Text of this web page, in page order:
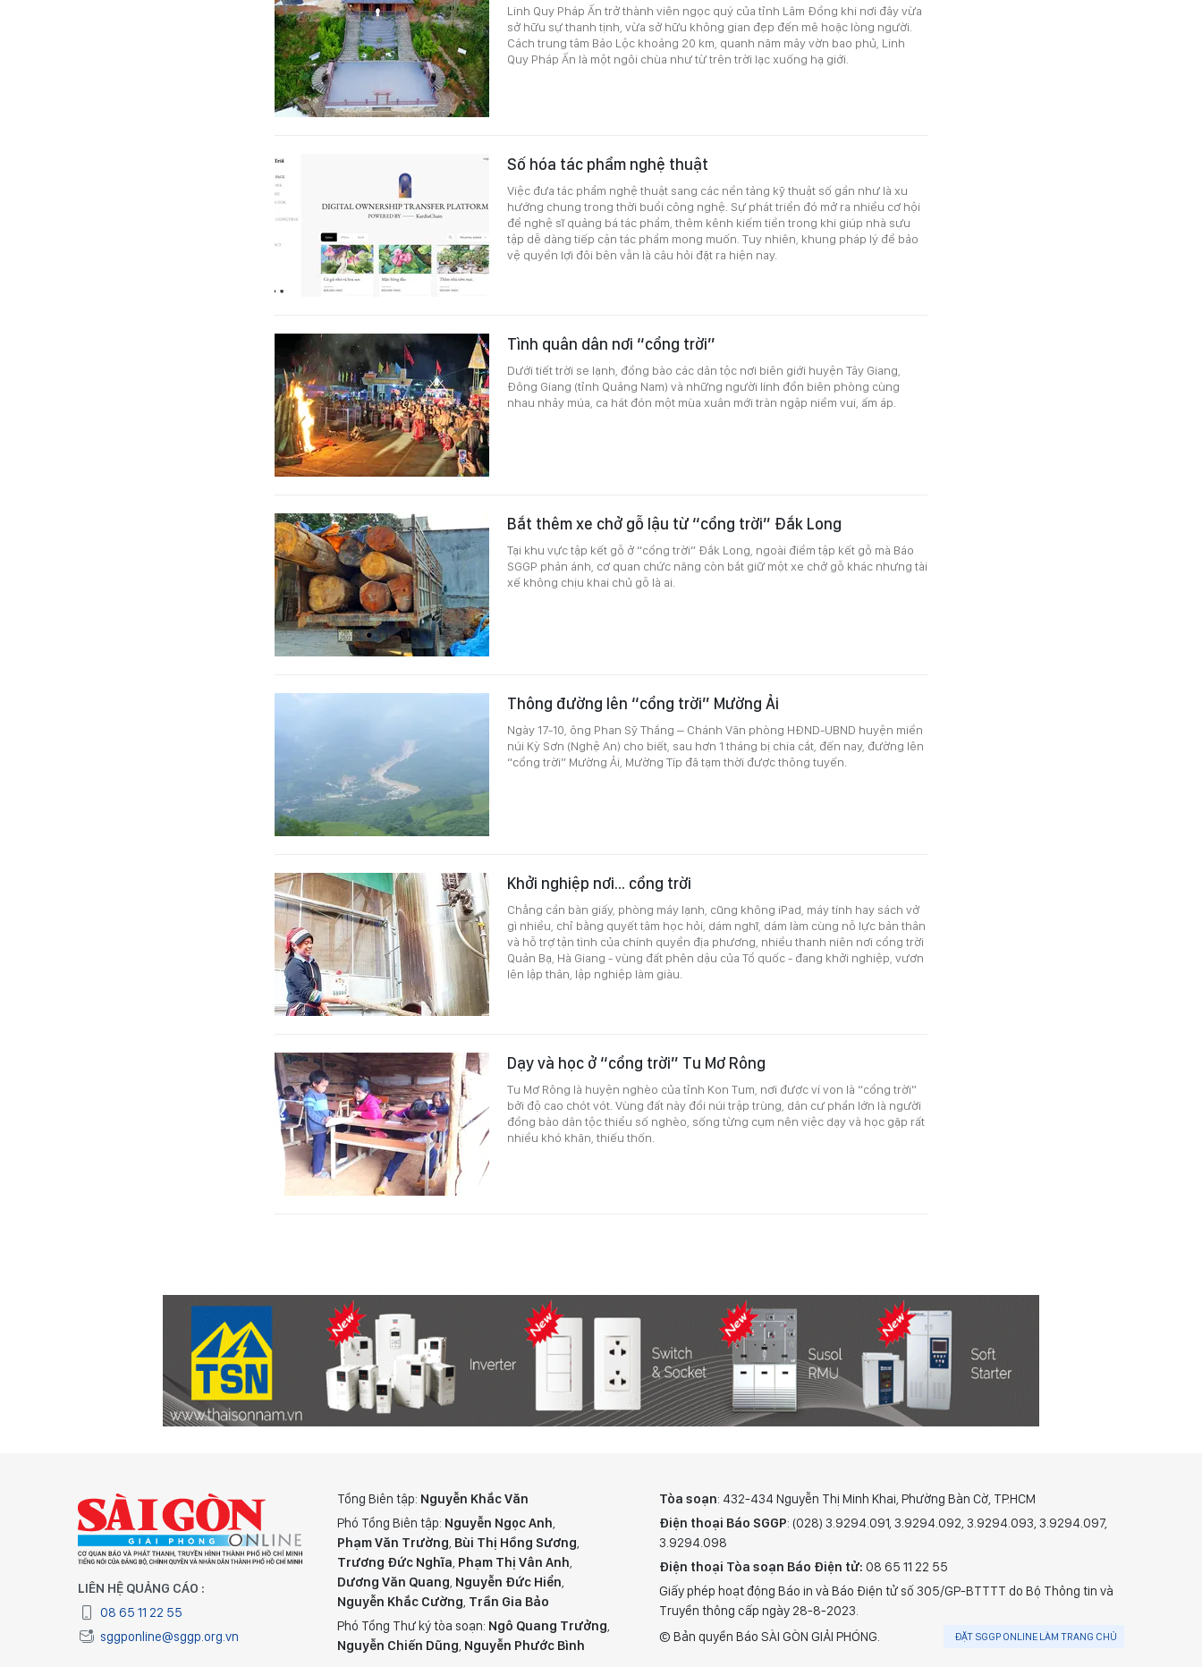
Linh Quy Pháp Ấn trở thành viên ngọc quý của tỉnh Lâm Đồng khi nơi đây vừa
sở hữu sự thanh tịnh, vừa sở hữu không gian đẹp đến mê hoặc lòng người.
Cách trung tâm Bảo Lộc khoảng 20 km, quanh năm mây vờn bao phủ, Linh
Quy Pháp Ấn là một ngôi chùa như từ trên trời lạc xuống hạ giới.
Số hóa tác phẩm nghệ thuật
Việc đưa tác phẩm nghệ thuật sang các nền tảng kỹ thuật số gần như là xu
hướng chung trong thời buổi công nghệ. Sự phát triển đó mở ra nhiều cơ hội
để nghệ sĩ quảng bá tác phẩm, thêm kênh kiếm tiền trong khi giúp nhà sưu
tập dễ dàng tiếp cận tác phẩm mong muốn. Tuy nhiên, khung pháp lý để bảo
vệ quyền lợi đôi bên vẫn là câu hỏi đặt ra hiện nay.
Tình quân dân nơi “cổng trời”
Dưới tiết trời se lạnh, đồng bào các dân tộc nơi biên giới huyện Tây Giang,
Đông Giang (tỉnh Quảng Nam) và những người lính đồn biên phòng cùng
nhau nhảy múa, ca hát đón một mùa xuân mới tràn ngập niềm vui, ấm áp.
Bắt thêm xe chở gỗ lậu từ “cổng trời” Đắk Long
Tại khu vực tập kết gỗ ở “cổng trời” Đắk Long, ngoài điểm tập kết gỗ mà Báo
SGGP phản ánh, cơ quan chức năng còn bắt giữ một xe chở gỗ khác nhưng tài
xế không chịu khai chủ gỗ là ai.
Thông đường lên “cổng trời” Mường Ải
Ngày 17-10, ông Phan Sỹ Thắng – Chánh Văn phòng HĐND-UBND huyện miền
núi Kỳ Sơn (Nghệ An) cho biết, sau hơn 1 tháng bị chia cắt, đến nay, đường lên
“cổng trời” Mường Ải, Mường Típ đã tạm thời được thông tuyến.
Khởi nghiệp nơi... cổng trời
Chẳng cần bàn giấy, phòng máy lạnh, cũng không iPad, máy tính hay sách vở
gì nhiều, chỉ bằng quyết tâm học hỏi, dám nghĩ, dám làm cùng nỗ lực bản thân
và hỗ trợ tận tình của chính quyền địa phương, nhiều thanh niên nơi cổng trời
Quản Bạ, Hà Giang - vùng đất phên dậu của Tổ quốc - đang khởi nghiệp, vươn
lên lập thân, lập nghiệp làm giàu.
Dạy và học ở “cổng trời” Tu Mơ Rông
Tu Mơ Rông là huyện nghèo của tỉnh Kon Tum, nơi được ví von là “cổng trời”
bởi độ cao chót vót. Vùng đất này đồi núi trập trùng, dân cư phần lớn là người
đồng bào dân tộc thiểu số nghèo, sống từng cụm nên việc dạy và học gặp rất
nhiều khó khăn, thiếu thốn.
LIÊN HỆ QUẢNG CÁO :
08 65 11 22 55
sggponline@sggp.org.vn
Tổng Biên tập: Nguyễn Khắc Văn
Phó Tổng Biên tập: Nguyễn Ngọc Anh,
Phạm Văn Trường, Bùi Thị Hồng Sương,
Trương Đức Nghĩa, Phạm Thị Vân Anh,
Dương Văn Quang, Nguyễn Đức Hiển,
Nguyễn Khắc Cường, Trần Gia Bảo
Phó Tổng Thư ký tòa soạn: Ngô Quang Trưởng,
Nguyễn Chiến Dũng, Nguyễn Phước Bình
Tòa soạn: 432-434 Nguyễn Thị Minh Khai, Phường Bàn Cờ, TP.HCM
Điện thoại Báo SGGP: (028) 3.9294.091, 3.9294.092, 3.9294.093, 3.9294.097,
3.9294.098
Điện thoại Tòa soạn Báo Điện tử: 08 65 11 22 55
Giấy phép hoạt động Báo in và Báo Điện tử số 305/GP-BTTTT do Bộ Thông tin và
Truyền thông cấp ngày 28-8-2023.
© Bản quyền Báo SÀI GÒN GIẢI PHÓNG.
ĐẶT SGGP ONLINE LÀM TRANG CHỦ